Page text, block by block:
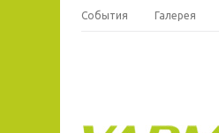
События Галерея